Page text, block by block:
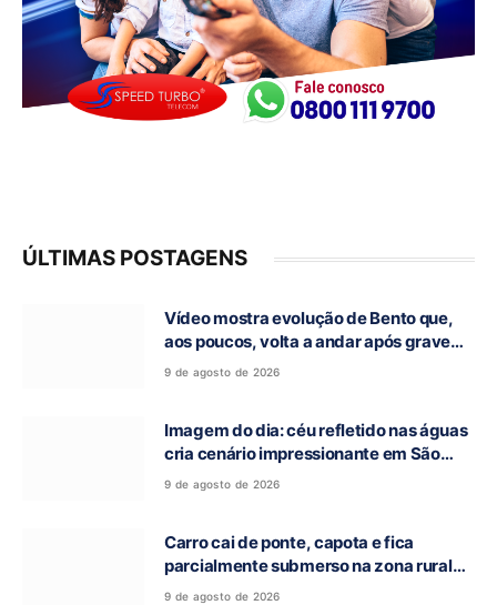
ÚLTIMAS POSTAGENS
Vídeo mostra evolução de Bento que,
aos poucos, volta a andar após grave
acidente na GO-118, em Campos Belos-
9 de agosto de 2026
Imagem do dia: céu refletido nas águas
cria cenário impressionante em São
Domingos-GO
9 de agosto de 2026
Carro cai de ponte, capota e fica
parcialmente submerso na zona rural
de Nova Roma-GO
9 de agosto de 2026